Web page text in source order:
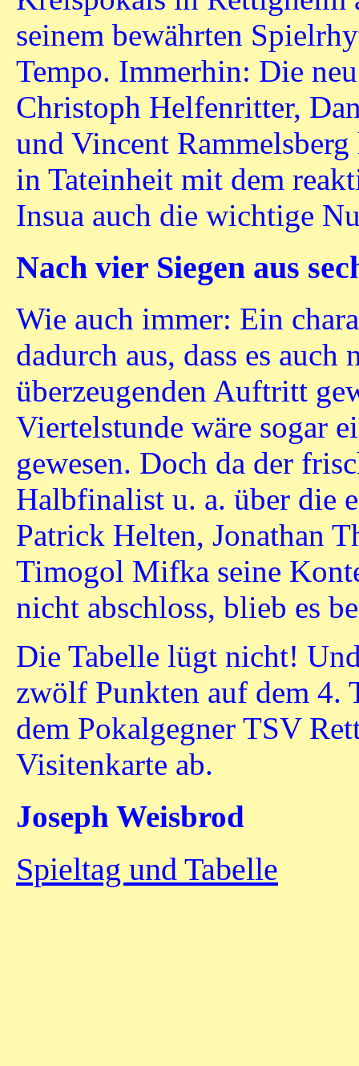
seinem bewährten
Tempo. Immerhin: Die
Christoph Helfenritter,
und Vincent
in Tateinheit mit dem
Insua auch die wichtige
Nach vier Siegen aus
Wie auch immer: Ein
dadurch aus, dass es auch
überzeugenden Auftritt
Viertelstunde wäre sogar
gewesen. Doch da der
Halbfinalist u. a. über die
Patrick Helten, Jonathan
Timogol Mifka seine
nicht abschloss, blieb es
Die Tabelle lügt nicht!
zwölf Punkten auf dem 4.
dem Pokalgegner TSV
Visitenkarte ab.
Joseph Weisbrod
Spieltag und Tabelle